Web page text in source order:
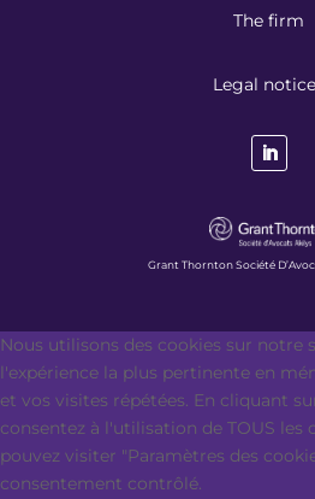
The firm
Legal
Grant Thornton Société
Nous utilisons des cookies sur notre
l'expérience la plus pertinente en
et vos visites répétées. En cliquant
consentez à l'utilisation de TOUS les
pouvez visiter "Paramètres des
consentement contrôlé.